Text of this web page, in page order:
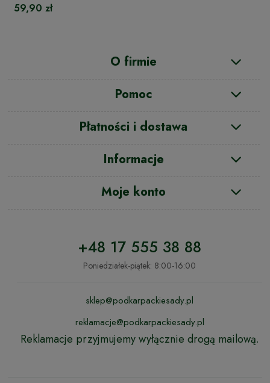
59,90 zł
O firmie
Pomoc
Płatności i dostawa
Informacje
Moje konto
+48 17 555 38 88
Poniedziałek-piątek: 8:00-16:00
sklep@podkarpackiesady.pl
reklamacje@podkarpackiesady.pl
Reklamacje przyjmujemy wyłącznie drogą mailową.